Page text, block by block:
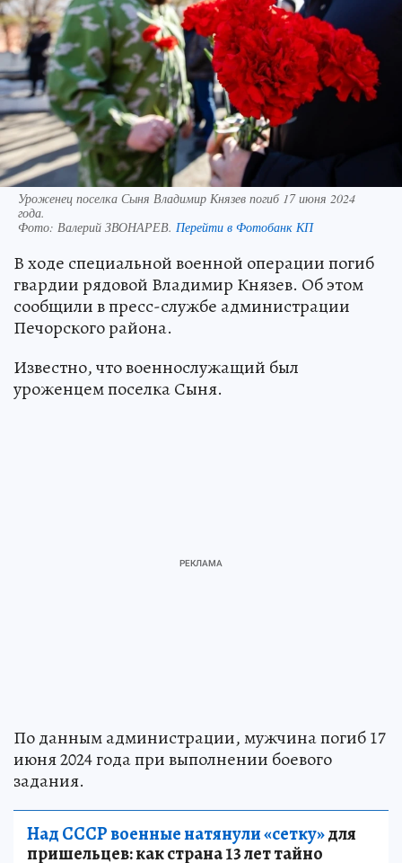
Уроженец поселка Сыня Владимир Князев погиб 17 июня 2024
года.
Фото: Валерий ЗВОНАРЕВ. Перейти в Фотобанк КП
В ходе специальной военной операции погиб
гвардии рядовой Владимир Князев. Об этом
сообщили в пресс-службе администрации
Печорского района.
Известно, что военнослужащий был
уроженцем поселка Сыня.
По данным администрации, мужчина погиб 17
июня 2024 года при выполнении боевого
задания.
Над СССР военные натянули «сетку»для
пришельцев: как страна 13 лет тайно